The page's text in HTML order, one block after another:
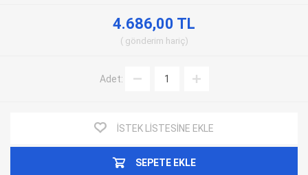
4.686,00 TL
gönderim hariç
Adet:
İSTEK LISTESINE EKLE
SEPETE EKLE